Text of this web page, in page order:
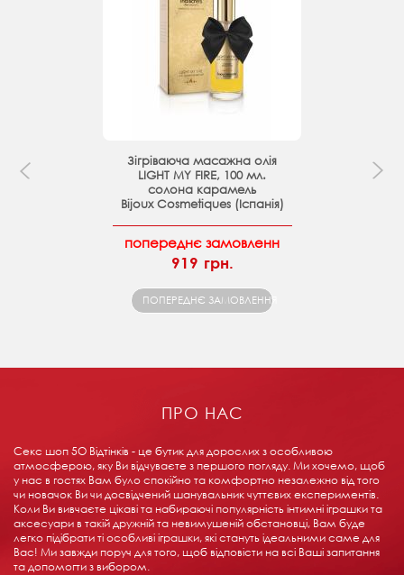
Зігріваюча масажна олія
LIGHT MY FIRE, 100 мл.
солона карамель
Bijoux Cosmetiques (Іспанія)
попереднє замовленн
919 грн.
ПОПЕРЕДНЄ ЗАМОВЛЕННЯ
ПРО НАС
Секс шоп 5О Відтінків - це бутик для дорослих з особливою
атмосферою, яку Ви відчуваєте з першого погляду. Ми хочемо, щоб
у нас в гостях Вам було спокійно та комфортно незалежно від того
чи новачок Ви чи досвідчений шанувальник чуттєвих експериментів.
Коли Ви вивчаєте цікаві та набираючі популярність інтимні іграшки та
аксесуари в такій дружній та невимушеній обстановці, Вам буде
легко підібрати ті особливі іграшки, які стануть ідеальними саме для
Вас! Ми завжди поруч для того, щоб відповісти на всі Ваші запитання
та допомогти з вибором.